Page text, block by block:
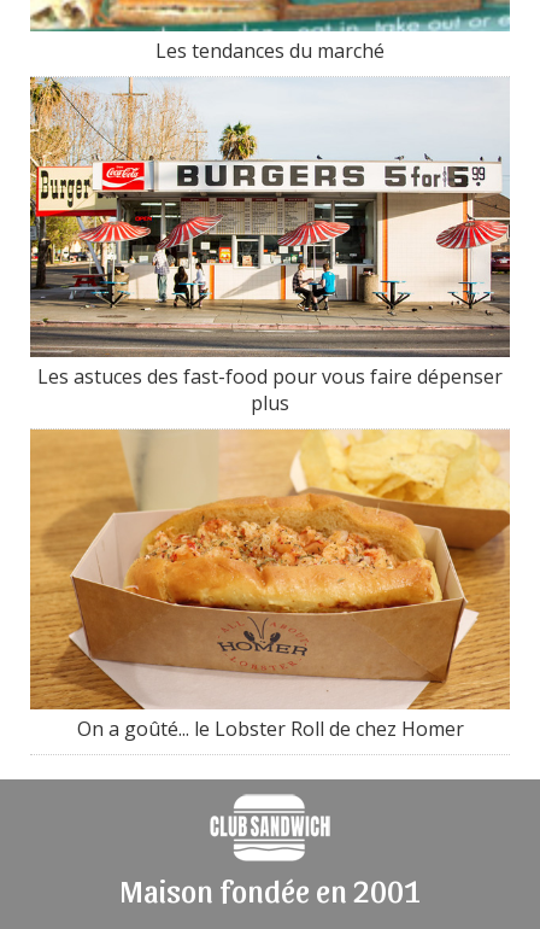
Les tendances du marché
Les astuces des fast-food pour vous faire dépenser
plus
On a goûté... le Lobster Roll de chez Homer
Maison fondée en 2001